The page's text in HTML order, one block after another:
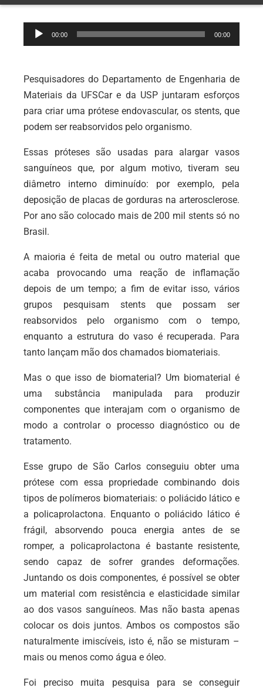
Tocador
de
00:00 00:00
Pesquisadores do Departamento de Engenharia de
Materiais da UFSCar e da USP juntaram esforços
para criar uma prótese endovascular, os stents, que
podem ser reabsorvidos pelo organismo.
Essas próteses são usadas para alargar vasos
sanguíneos que, por algum motivo, tiveram seu
diâmetro interno diminuído: por exemplo, pela
deposição de placas de gorduras na arterosclerose.
Por ano são colocado mais de 200 mil stents só no
Brasil.
A maioria é feita de metal ou outro material que
acaba provocando uma reação de inflamação
depois de um tempo; a fim de evitar isso, vários
grupos pesquisam stents que possam ser
reabsorvidos pelo organismo com o tempo,
enquanto a estrutura do vaso é recuperada. Para
tanto lançam mão dos chamados biomateriais.
Mas o que isso de biomaterial? Um biomaterial é
uma substância manipulada para produzir
componentes que interajam com o organismo de
modo a controlar o processo diagnóstico ou de
tratamento.
Esse grupo de São Carlos conseguiu obter uma
prótese com essa propriedade combinando dois
tipos de polímeros biomateriais: o poliácido lático e
a policaprolactona. Enquanto o poliácido lático é
frágil, absorvendo pouca energia antes de se
romper, a policaprolactona é bastante resistente,
sendo capaz de sofrer grandes deformações.
Juntando os dois componentes, é possível se obter
um material com resistência e elasticidade similar
ao dos vasos sanguíneos. Mas não basta apenas
colocar os dois juntos. Ambos os compostos são
naturalmente imiscíveis, isto é, não se misturam –
mais ou menos como água e óleo.
Foi preciso muita pesquisa para se conseguir